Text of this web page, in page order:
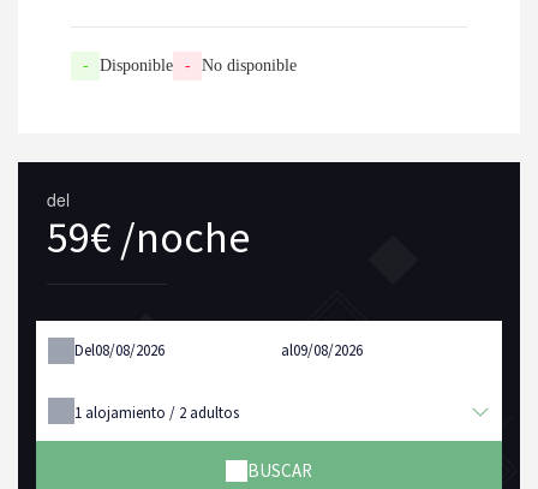
- Disponible - No disponible
del
59€ /noche
Del al
1 alojamiento / 2 adultos
BUSCAR